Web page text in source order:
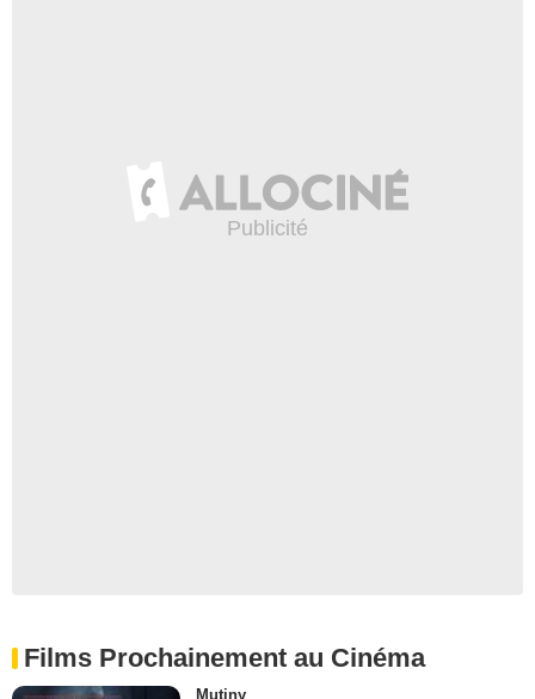
Films Prochainement au Cinéma
Mutiny